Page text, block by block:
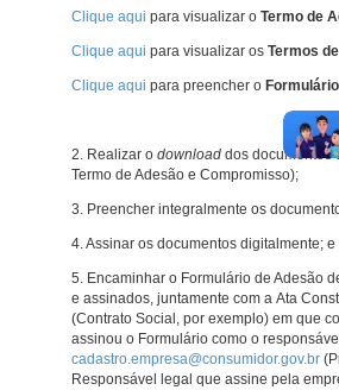
Clique aqui para visualizar o Termo de
Clique aqui para visualizar os Termos
Clique aqui para preencher o
2. Realizar o download dos documentos
Termo de Adesão e Compromisso);
3. Preencher integralmente os
4. Assinar os documentos digitalmente; e
5. Encaminhar o Formulário de Adesão
e assinados, juntamente com a Ata
(Contrato Social, por exemplo) em que
assinou o Formulário como o
cadastro.empresa@consumidor.gov.br
Responsável legal que assine pela